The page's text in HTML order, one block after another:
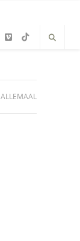
ALLEMAAL